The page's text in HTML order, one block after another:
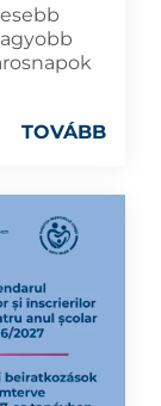
TOVÁBB